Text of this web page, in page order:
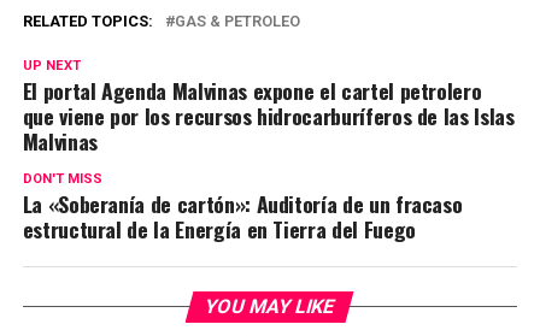
RELATED TOPICS: GAS & PETROLEO
UP NEXT
El portal Agenda Malvinas expone el cartel petrolero
que viene por los recursos hidrocarburíferos de las Islas
Malvinas
DON'T MISS
La «Soberanía de cartón»: Auditoría de un fracaso
estructural de la Energía en Tierra del Fuego
YOU MAY LIKE